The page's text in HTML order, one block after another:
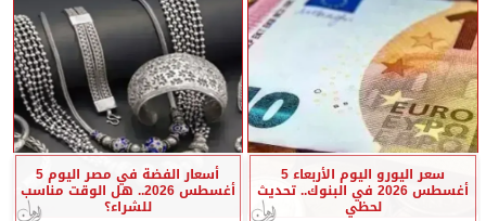
سعر اليورو اليوم الأربعاء 5
أغسطس 2026 في البنوك.. تحديث
لحظي
أسعار الفضة في مصر اليوم 5
أغسطس 2026.. هل الوقت مناسب
للشراء؟